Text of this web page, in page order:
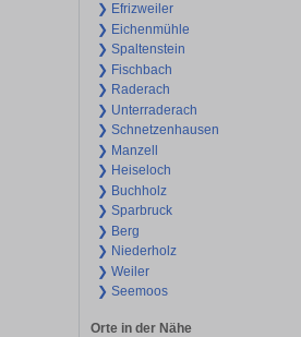
❯ Efrizweiler
❯ Eichenmühle
❯ Spaltenstein
❯ Fischbach
❯ Raderach
❯ Unterraderach
❯ Schnetzenhausen
❯ Manzell
❯ Heiseloch
❯ Buchholz
❯ Sparbruck
❯ Berg
❯ Niederholz
❯ Weiler
❯ Seemoos
Orte in der Nähe